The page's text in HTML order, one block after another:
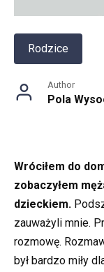
Rodzice
Author
Pola
Wróciłem do
zobaczyłem
dzieckiem.
zauważyli mnie.
rozmowę.
był bardzo miły